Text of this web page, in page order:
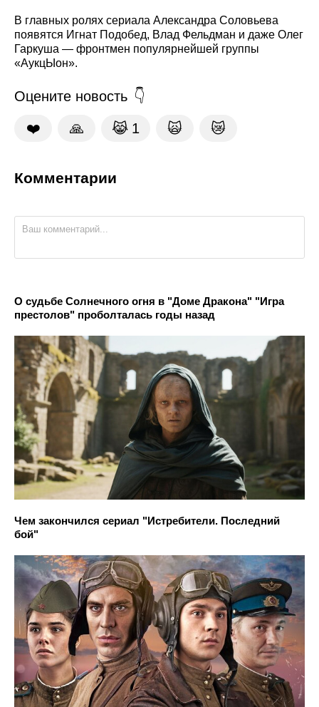
В главных ролях сериала Александра Соловьева
появятся Игнат Подобед, Влад Фельдман и даже Олег
Гаркуша — фронтмен популярнейшей группы
«АукцЫон».
Оцените новость
❤️ 🙏 😹 1 🙀 😿
Комментарии
О судьбе Солнечного огня в "Доме Дракона" "Игра
престолов" проболталась годы назад
Чем закончился сериал "Истребители. Последний
бой"